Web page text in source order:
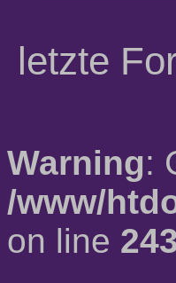
letzte
Warning:
/www/
on line